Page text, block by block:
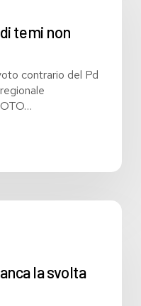
temi non
contrario del Pd
la svolta